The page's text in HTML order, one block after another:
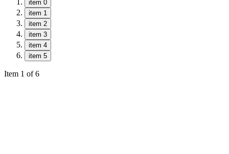
item 0
item 1
item 2
item 3
item 4
item 5
Item 1 of 6